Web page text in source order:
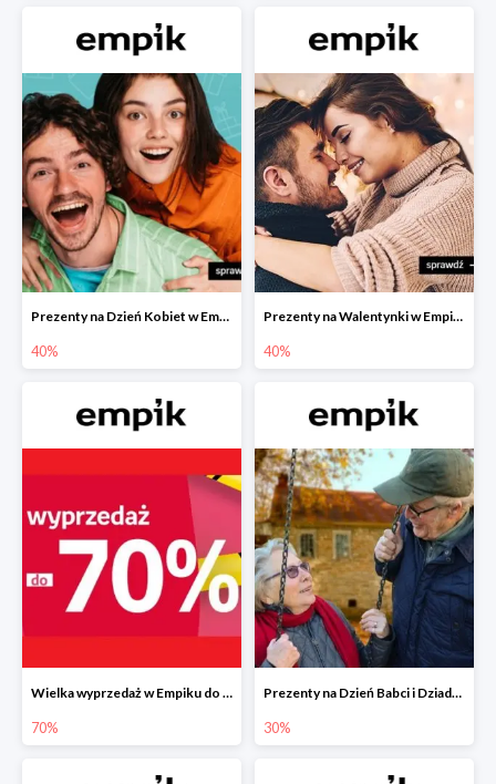
Prezenty na Dzień Kobiet w Empiku do -40%
40%
Prezenty na Walentynki w Empiku do -40%
40%
Wielka wyprzedaż w Empiku do -70%
70%
Prezenty na Dzień Babci i Dziadka w Empiku do -30%
30%